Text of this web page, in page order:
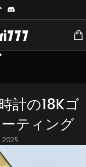
計の18Kゴ
ティング
2025